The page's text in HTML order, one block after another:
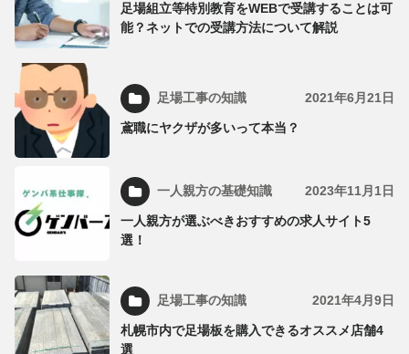
足場組立等特別教育をWEBで受講することは可
能？ネットでの受講方法について解説
足場工事の知識 2021年6月21日
鳶職にヤクザが多いって本当？
一人親方の基礎知識 2023年11月1日
一人親方が選ぶべきおすすめの求人サイト5
選！
足場工事の知識 2021年4月9日
札幌市内で足場板を購入できるオススメ店舗4
選